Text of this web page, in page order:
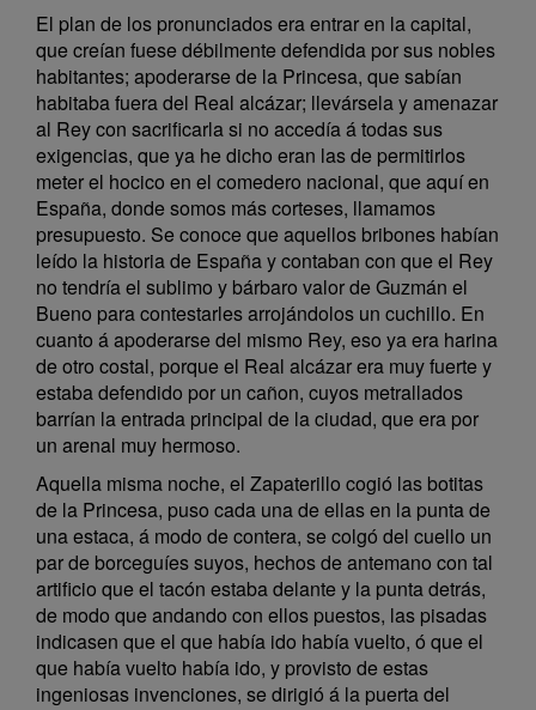
El plan de los pronunciados era entrar en la capital,
que creían fuese débilmente defendida por sus nobles
habitantes; apoderarse de la Princesa, que sabían
habitaba fuera del Real alcázar; llevársela y amenazar
al Rey con sacrificarla si no accedía á todas sus
exigencias, que ya he dicho eran las de permitirlos
meter el hocico en el comedero nacional, que aquí en
España, donde somos más corteses, llamamos
presupuesto. Se conoce que aquellos bribones habían
leído la historia de España y contaban con que el Rey
no tendría el sublimo y bárbaro valor de Guzmán el
Bueno para contestarles arrojándolos un cuchillo. En
cuanto á apoderarse del mismo Rey, eso ya era harina
de otro costal, porque el Real alcázar era muy fuerte y
estaba defendido por un cañon, cuyos metrallados
barrían la entrada principal de la ciudad, que era por
un arenal muy hermoso.
Aquella misma noche, el Zapaterillo cogió las botitas
de la Princesa, puso cada una de ellas en la punta de
una estaca, á modo de contera, se colgó del cuello un
par de borceguíes suyos, hechos de antemano con tal
artificio que el tacón estaba delante y la punta detrás,
de modo que andando con ellos puestos, las pisadas
indicasen que el que había ido había vuelto, ó que el
que había vuelto había ido, y provisto de estas
ingeniosas invenciones, se dirigió á la puerta del